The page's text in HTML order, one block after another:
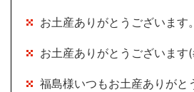
お土産ありがとうございます
お土産ありがとうございま
福島様いつもお土産ありがと